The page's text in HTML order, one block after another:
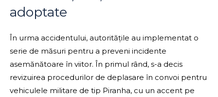
adoptate
În urma accidentului, autoritățile au implementat o
serie de măsuri pentru a preveni incidente
asemănătoare în viitor. În primul rând, s-a decis
revizuirea procedurilor de deplasare în convoi pentru
vehiculele militare de tip Piranha, cu un accent pe